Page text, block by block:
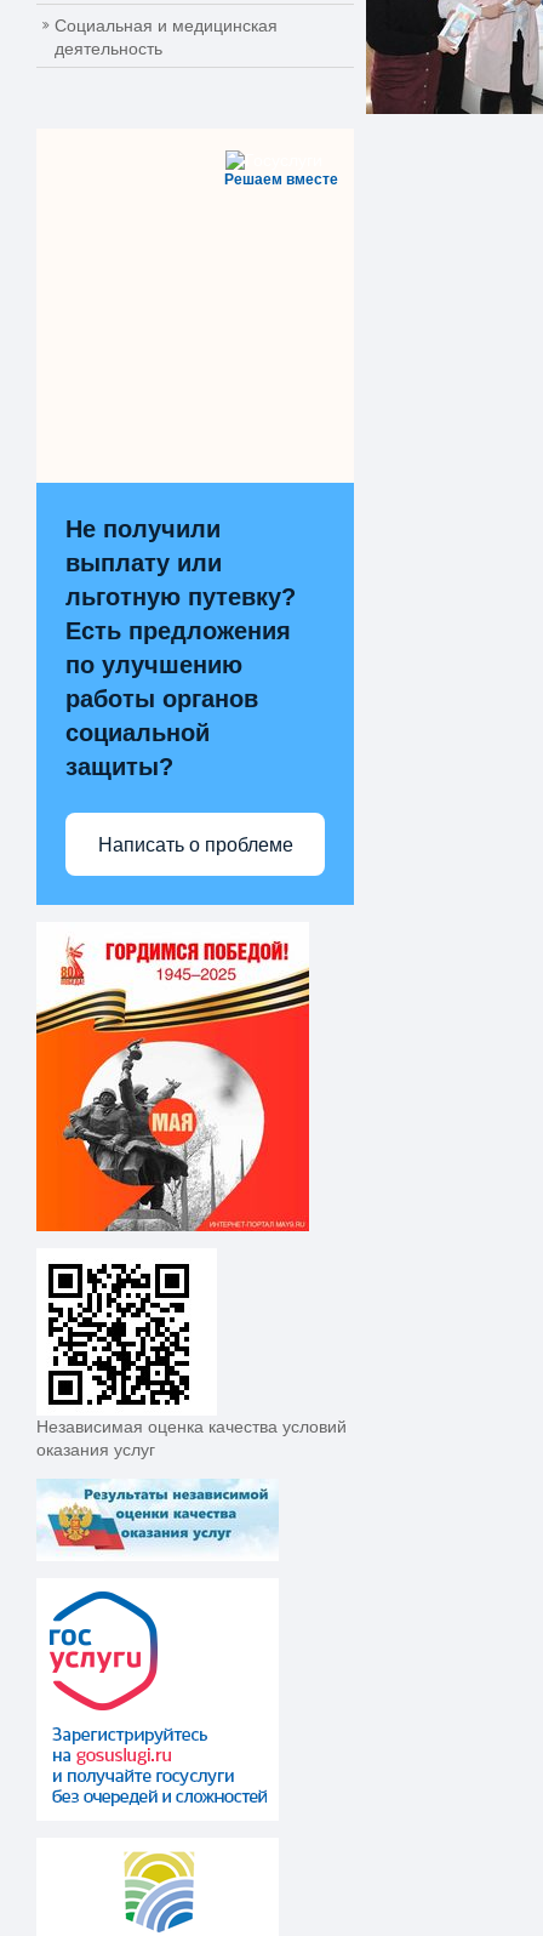
Социальная и медицинская
деятельность
Решаем вместе
Не получили
выплату или
льготную путевку?
Есть предложения
по улучшению
работы органов
социальной
защиты?
Написать о проблеме
Независимая оценка качества условий
оказания услуг